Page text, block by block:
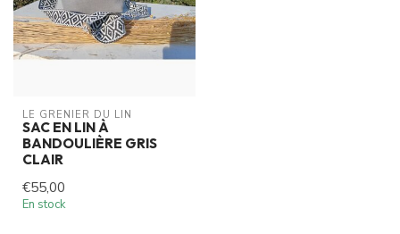
LE GRENIER DU LIN
SAC EN LIN À
BANDOULIÈRE GRIS
CLAIR
€55,00
En stock